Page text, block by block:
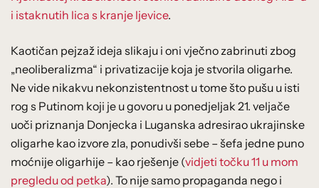
i istaknutih lica s kranje ljevice.
Kaotičan pejzaž ideja slikaju i oni vječno zabrinuti zbog
„neoliberalizma“ i privatizacije koja je stvorila oligarhe.
Ne vide nikakvu nekonzistentnost u tome što pušu u isti
rog s Putinom koji je u govoru u ponedjeljak 21. veljače
uoči priznanja Donjecka i Luganska adresirao ukrajinske
oligarhe kao izvore zla, ponudivši sebe – šefa jedne puno
moćnije oligarhije – kao rješenje (vidjeti točku 11 u mom
pregledu od petka). To nije samo propaganda nego i